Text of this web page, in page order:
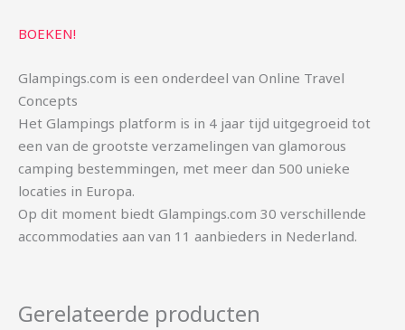
BOEKEN!
Glampings.com is een onderdeel van Online Travel
Concepts
Het Glampings platform is in 4 jaar tijd uitgegroeid tot
een van de grootste verzamelingen van glamorous
camping bestemmingen, met meer dan 500 unieke
locaties in Europa.
Op dit moment biedt Glampings.com 30 verschillende
accommodaties aan van 11 aanbieders in Nederland.
Gerelateerde producten